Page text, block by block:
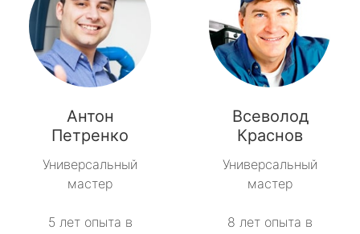
Антон
Петренко
Универсальный
мастер
5 лет опыта в
Всеволод
Краснов
Универсальный
мастер
8 лет опыта в